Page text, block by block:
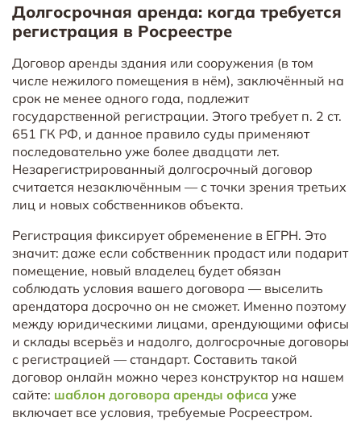
Долгосрочная аренда: когда требуется
регистрация в Росреестре
Договор аренды здания или сооружения (в том
числе нежилого помещения в нём), заключённый на
срок не менее одного года, подлежит
государственной регистрации. Этого требует п. 2 ст.
651 ГК РФ, и данное правило суды применяют
последовательно уже более двадцати лет.
Незарегистрированный долгосрочный договор
считается незаключённым — с точки зрения третьих
лиц и новых собственников объекта.
Регистрация фиксирует обременение в ЕГРН. Это
значит: даже если собственник продаст или подарит
помещение, новый владелец будет обязан
соблюдать условия вашего договора — выселить
арендатора досрочно он не сможет. Именно поэтому
между юридическими лицами, арендующими офисы
и склады всерьёз и надолго, долгосрочные договоры
с регистрацией — стандарт. Составить такой
договор онлайн можно через конструктор на нашем
сайте: шаблон договора аренды офиса уже
включает все условия, требуемые Росреестром.